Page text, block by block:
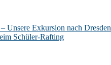
Unsere Exkursion nach Dresden
Schüler-Rafting